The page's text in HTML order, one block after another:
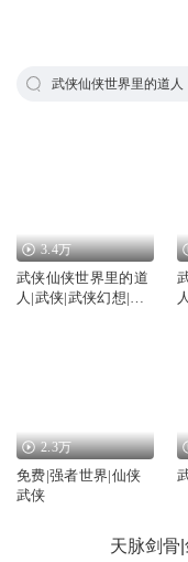
武侠仙侠世界里的道人
3.4万
武侠仙侠世界里的道
人|武侠|武侠幻想|位
2.3万
免费|强者世界|仙侠
武侠
天脉剑骨